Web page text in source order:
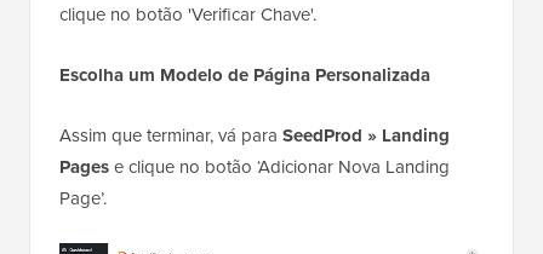
clique no botão 'Verificar Chave'.
Escolha um Modelo de Página Personalizada
Assim que terminar, vá para SeedProd » Landing
Pagese clique no botão ‘Adicionar Nova Landing
Page’.